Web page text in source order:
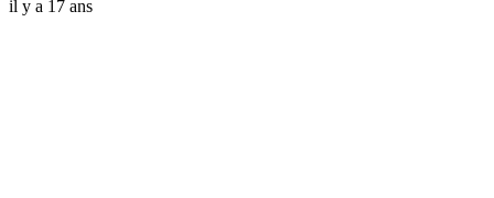
il y a 17 ans